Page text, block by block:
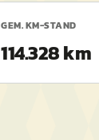
GEM. KM-STAND
114.328 km